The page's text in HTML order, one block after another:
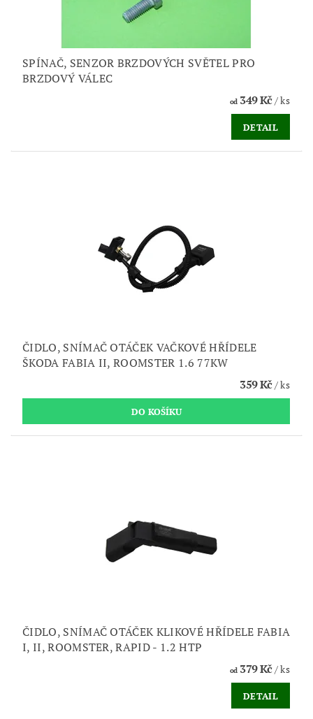
SPÍNAČ, SENZOR BRZDOVÝCH SVĚTEL PRO
BRZDOVÝ VÁLEC
od349 Kč/ ks
DETAIL
ČIDLO, SNÍMAČ OTÁČEK VAČKOVÉ HŘÍDELE
ŠKODA FABIA II, ROOMSTER 1.6 77KW
359 Kč/ ks
ČIDLO, SNÍMAČ OTÁČEK KLIKOVÉ HŘÍDELE FABIA
I, II, ROOMSTER, RAPID - 1.2 HTP
od379 Kč/ ks
DETAIL